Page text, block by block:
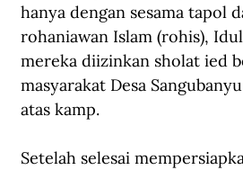
hanya dengan sesama tapol
rohaniawan Islam (rohis),
mereka diizinkan sholat ied
masyarakat Desa
atas kamp.
Setelah selesai